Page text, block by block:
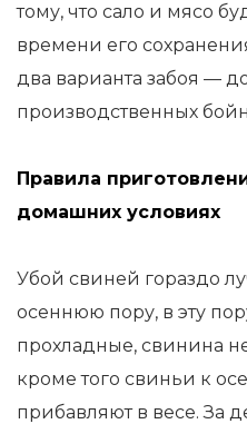
тому, что сало и мясо
времени его
два варианта забоя —
производственных
Правила
домашних условиях
Убой свиней гораздо
осеннюю пору, в эту
прохладные, свинина
кроме того свиньи к
прибавляют в весе. За